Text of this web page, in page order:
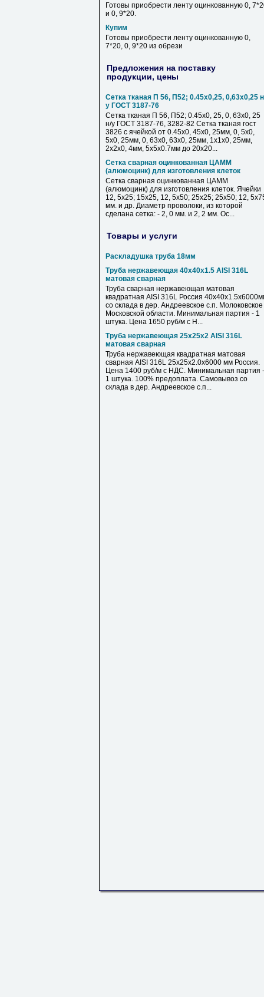
Готовы приобрести ленту оцинкованную 0,
и 0, 9*20.
Купим
Готовы приобрести ленту оцинкованную 0,
7*20, 0, 9*20 из обрези
Предложения на поставку
продукции, цены
Сетка тканая П 56, П52; 0.45х0,25, 0,63х0,25
у ГОСТ 3187-76
Сетка тканая П 56, П52; 0.45х0, 25, 0, 63х0, 25
н/у ГОСТ 3187-76, 3282-82 Сетка тканая гост
3826 с ячейкой от 0.45х0, 45х0, 25мм, 0, 5х0,
5х0, 25мм, 0, 63х0, 63х0, 25мм, 1х1х0, 25мм,
2х2х0, 4мм, 5х5х0.7мм до 20х20...
Сетка сварная оцинкованная ЦАММ
(алюмоцинк) для изготовления клеток
Сетка сварная оцинкованная ЦАММ
(алюмоцинк) для изготовления клеток. Ячейки
12, 5х25; 15х25, 12, 5х50; 25х25; 25х50; 12,
мм. и др. Диаметр проволоки, из которой
сделана сетка: - 2, 0 мм. и 2, 2 мм. Ос...
Товары и услуги
Раскладушка труба 18мм
Труба нержавеющая 40х40х1.5 AISI 316L
матовая сварная
Труба сварная нержавеющая матовая
квадратная AISI 316L Россия
со склада в дер. Андреевское с.п. Молоковское
Московской области. Минимальная партия - 1
штука. Цена 1650 руб/м с Н...
Труба нержавеющая 25х25х2 AISI 316L
матовая сварная
Труба нержавеющая квадратная матовая
сварная AISI 316L 25х25х2.0х6000 мм Россия.
Цена 1400 руб/м с НДС. Минимальная партия -
1 штука. 100% предоплата. Самовывоз со
склада в дер. Андреевское с.п...